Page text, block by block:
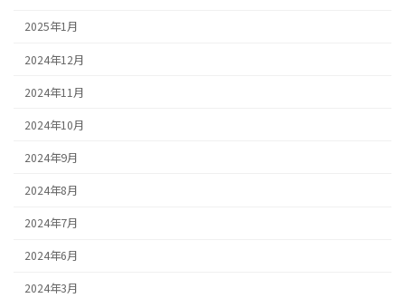
2025年1月
2024年12月
2024年11月
2024年10月
2024年9月
2024年8月
2024年7月
2024年6月
2024年3月